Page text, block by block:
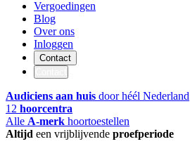
Vergoedingen
Blog
Over ons
Inloggen
Contact
Audiciens aan huis door héél Nederland
12 hoorcentra
Alle A-merk hoortoestellen
Altijd een vrijblijvende proefperiode